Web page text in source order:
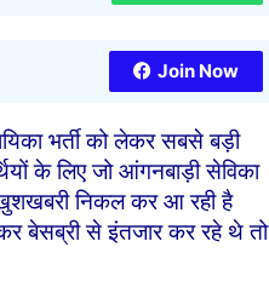
Join Now
भर्ती को लेकर सबसे बड़ी
के लिए जो आंगनबाड़ी सेविका
खुशखबरी निकल कर आ रही है
बेसब्री से इंतजार कर रहे थे तो